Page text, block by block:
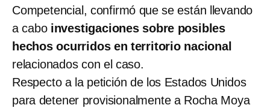
Competencial, confirmó que se están llevando
a cabo investigaciones sobre posibles
hechos ocurridos en territorio nacional
relacionados con el caso.
Respecto a la petición de los Estados Unidos
para detener provisionalmente a Rocha Moya